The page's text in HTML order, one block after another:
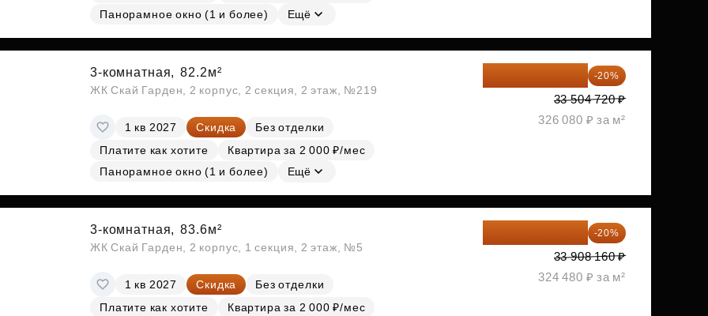
Панорамное окно (1 и более)
Ещё
3-комнатная, 82.2м²
ЖК Скай Гарден, 2 корпус, 2 секция, 2 этаж, №219
1 кв 2027 Скидка
Без отделки
Платите как хотите
Квартира за 2 000 ₽/мес
Панорамное окно (1 и более)
Ещё
-20%
33 504 720 ₽
326 080 ₽ за м²
3-комнатная, 83.6м²
ЖК Скай Гарден, 2 корпус, 1 секция, 2 этаж, №5
1 кв 2027 Скидка
Без отделки
Платите как хотите
Квартира за 2 000 ₽/мес
-20%
33 908 160 ₽
324 480 ₽ за м²